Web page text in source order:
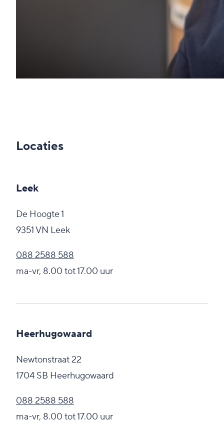
Locaties
Leek
De Hoogte 1
9351 VN Leek
088 2588 588
ma-vr, 8.00 tot 17.00 uur
Heerhugowaard
Newtonstraat 22
1704 SB Heerhugowaard
088 2588 588
ma-vr, 8.00 tot 17.00 uur